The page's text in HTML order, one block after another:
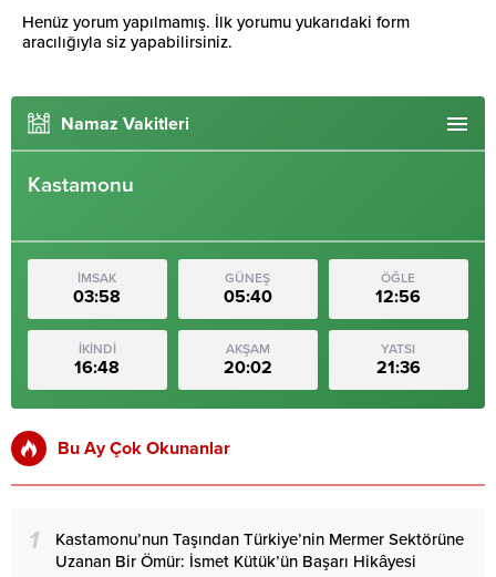
Henüz yorum yapılmamış. İlk yorumu yukarıdaki form
aracılığıyla siz yapabilirsiniz.
Namaz Vakitleri
Kastamonu
İMSAK
03:58
GÜNEŞ
05:40
ÖĞLE
12:56
İKİNDİ
16:48
AKŞAM
20:02
YATSI
21:36
Bu Ay Çok Okunanlar
1
Kastamonu’nun Taşından Türkiye’nin Mermer Sektörüne
Uzanan Bir Ömür: İsmet Kütük’ün Başarı Hikâyesi